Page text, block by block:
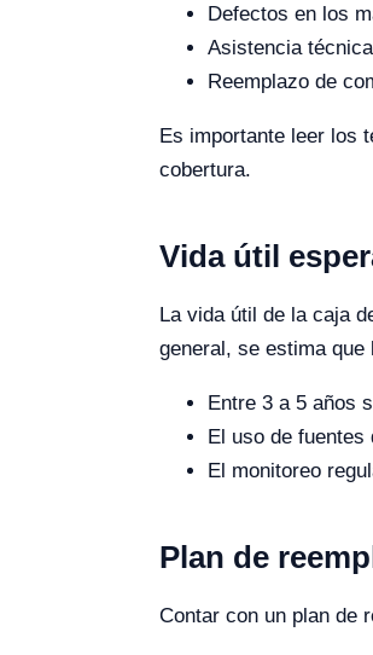
Defectos en los
Asistencia
Reemplazo de
Es importante leer los
cobertura.
Vida útil
La vida útil de la caja
general, se estima
Entre 3 a 5 años
El uso de fuentes
El monitoreo
Plan de
Contar con un plan de